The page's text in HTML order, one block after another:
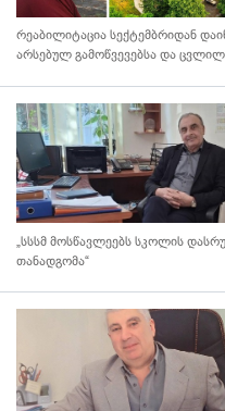
რეაბილიტაცია სექტემბრიდან
არსებულ გამოწვევებსა და
„სსსმ მოსწავლეებს სკოლის
თანადგომა“